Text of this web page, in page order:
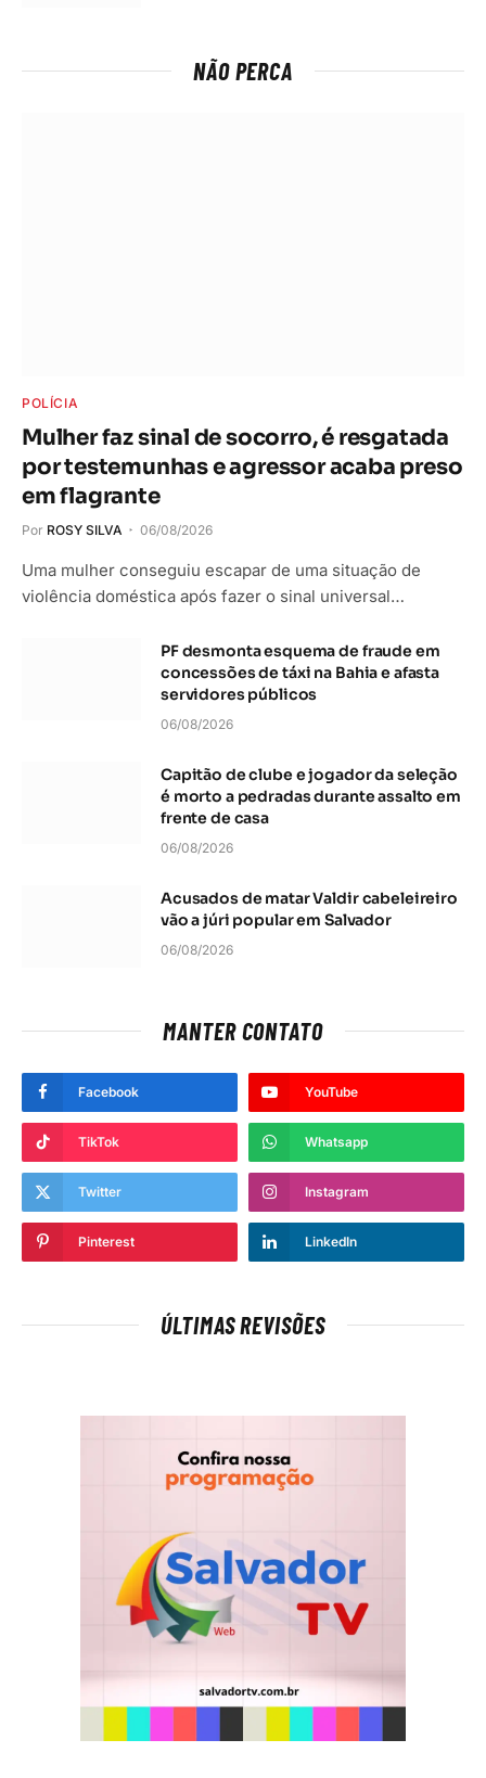
NÃO PERCA
POLÍCIA
Mulher faz sinal de socorro, é resgatada
por testemunhas e agressor acaba preso
em flagrante
Por ROSY SILVA 06/08/2026
Uma mulher conseguiu escapar de uma situação de
violência doméstica após fazer o sinal universal…
PF desmonta esquema de fraude em
concessões de táxi na Bahia e afasta
servidores públicos
06/08/2026
Capitão de clube e jogador da seleção
é morto a pedradas durante assalto em
frente de casa
06/08/2026
Acusados de matar Valdir cabeleireiro
vão a júri popular em Salvador
06/08/2026
MANTER CONTATO
Facebook YouTube
TikTok Whatsapp
Twitter Instagram
Pinterest LinkedIn
ÚLTIMAS REVISÕES